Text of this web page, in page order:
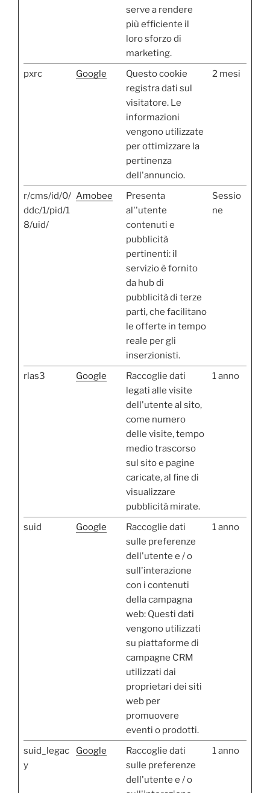
serve a rendere
più efficiente il
loro sforzo di
marketing.
pxrc Google
Questo cookie
registra dati sul
visitatore. Le
informazioni
vengono utilizzate
per ottimizzare la
pertinenza
dell'annuncio.
2 mesi
r/cms/id/0/
ddc/1/pid/1
8/uid/
Amobee
Presenta
al''utente
contenuti e
pubblicità
pertinenti: il
servizio è fornito
da hub di
pubblicità di terze
parti, che facilitano
le offerte in tempo
reale per gli
inserzionisti.
Sessio
ne
rlas3 Google
Raccoglie dati
legati alle visite
dell'utente al sito,
come numero
delle visite, tempo
medio trascorso
sul sito e pagine
caricate, al fine di
visualizzare
pubblicità mirate.
1 anno
suid Google
Raccoglie dati
sulle preferenze
dell'utente e / o
sull'interazione
con i contenuti
della campagna
web: Questi dati
vengono utilizzati
su piattaforme di
campagne CRM
utilizzati dai
proprietari dei siti
web per
promuovere
eventi o prodotti.
1 anno
suid_legac
y
Google
Raccoglie dati
sulle preferenze
dell'utente e / o
1 anno